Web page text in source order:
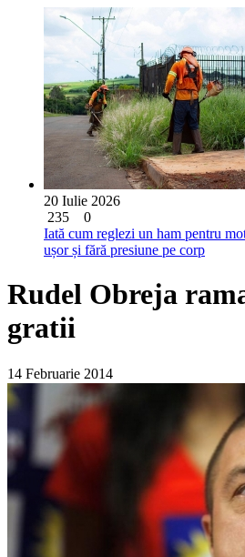
20 Iulie 2026
235
0
Iată cum reglezi un ham pentru
ușor și fără presiune pe corp
Rudel Obreja
gratii
14 Februarie 2014